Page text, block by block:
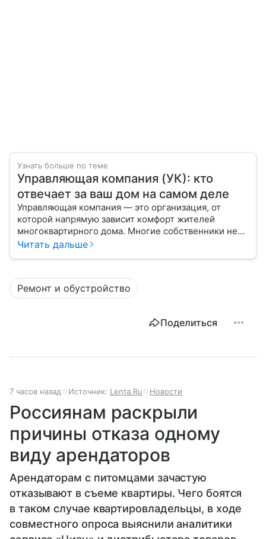
Узнать больше по теме
Управляющая компания (УК): кто
отвечает за ваш дом на самом деле
Управляющая компания — это организация, от
которой напрямую зависит комфорт жителей
многоквартирного дома. Многие собственники не
до конца понимают, какие именно услуги УК
Читать дальше
Ремонт и обустройство
Поделиться
7 часов назад Источник: Lenta.Ru Новости
Россиянам раскрыли
причины отказа одному
виду арендаторов
Арендаторам с питомцами зачастую
отказывают в съеме квартиры. Чего боятся
в таком случае квартировладельцы, в ходе
совместного опроса выяснили аналитики